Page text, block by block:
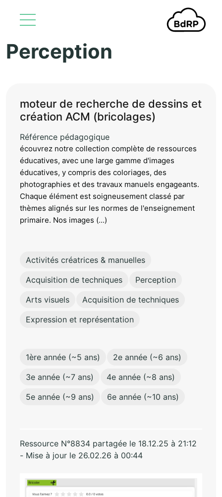
Aller au contenu principal
Perception
moteur de recherche de dessins et
création ACM (bricolages)
Référence pédagogique
écouvrez notre collection complète de ressources
éducatives, avec une large gamme d'images
éducatives, y compris des coloriages, des
photographies et des travaux manuels engageants.
Chaque élément est soigneusement classé par
thèmes alignés sur les normes de l'enseignement
primaire. Nos images (...)
Activités créatrices & manuelles
Acquisition de techniques
Perception
Arts visuels
Acquisition de techniques
Expression et représentation
1ère année (~5 ans)
2e année (~6 ans)
3e année (~7 ans)
4e année (~8 ans)
5e année (~9 ans)
6e année (~10 ans)
Ressource N°8834 partagée le 18.12.25 à 21:12
- Mise à jour le 26.02.26 à 00:44